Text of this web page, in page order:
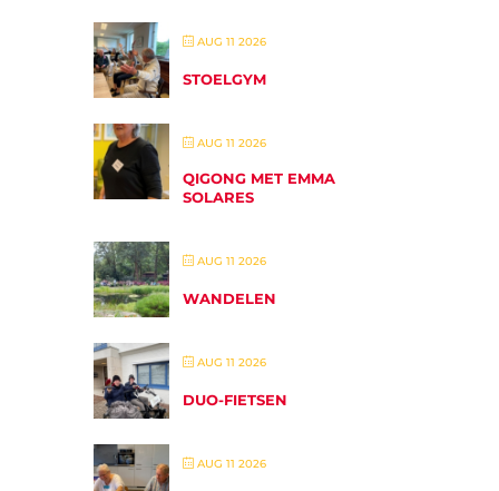
AUG 11 2026
STOELGYM
AUG 11 2026
QIGONG MET EMMA
SOLARES
AUG 11 2026
WANDELEN
AUG 11 2026
DUO-FIETSEN
AUG 11 2026